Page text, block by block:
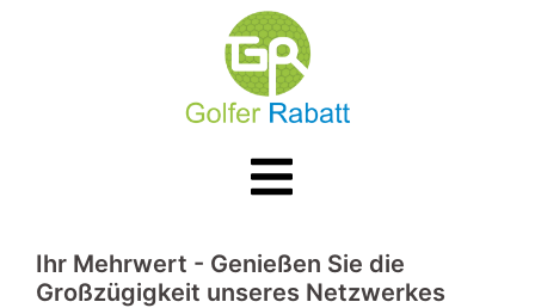
Menü
umschalten
​​Ihr Mehrwert - Genießen Sie die
Großzügigkeit unseres Netzwerkes